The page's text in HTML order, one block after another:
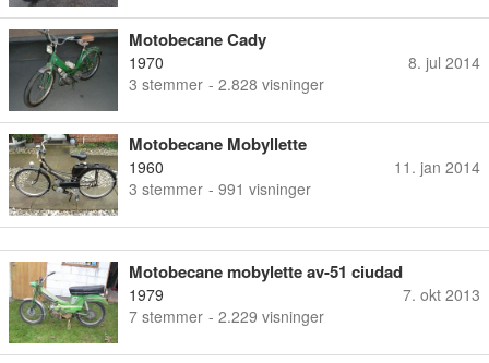
Motobecane Cady
1970
3 stemmer - 2.828 visninger
8. jul 2014
Motobecane Mobyllette
1960
3 stemmer - 991 visninger
11. jan 2014
Motobecane mobylette av-51 ciudad
1979
7 stemmer - 2.229 visninger
7. okt 2013